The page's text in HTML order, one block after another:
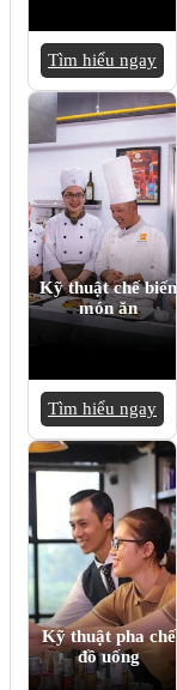
Tìm hiểu ngay
Kỹ thuật chế biến
món ăn
Tìm hiểu ngay
Kỹ thuật pha chế
đồ uống